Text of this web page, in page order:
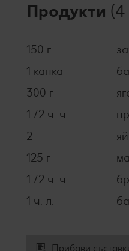
Продукти
150 г
1 капка
300 г
1 /2 ч. ч.
2
125 г
1 /2 ч. ч.
1 ч. л.
Прибави